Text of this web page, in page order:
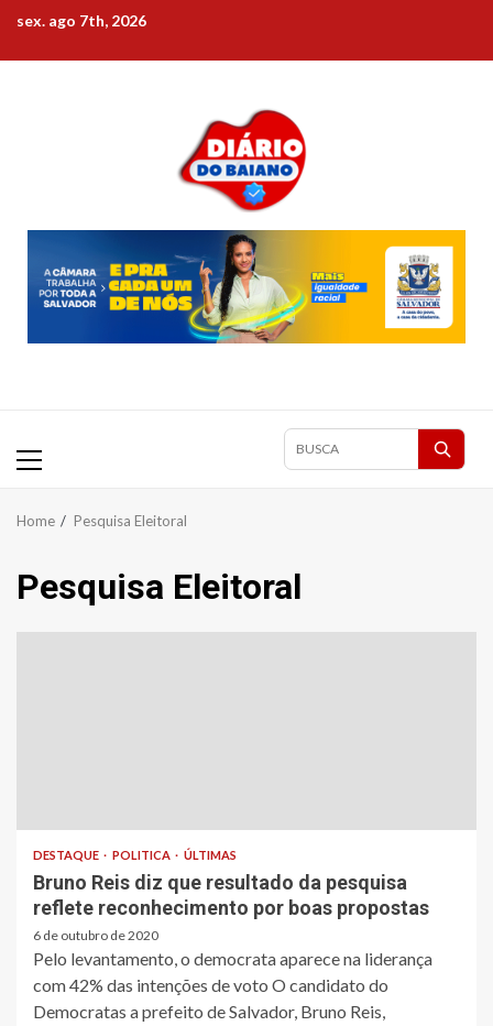
content
sex. ago 7th, 2026
Primary
Pesquisar
Home Pesquisa Eleitoral
Pesquisa Eleitoral
DESTAQUE POLITICA ÚLTIMAS
Bruno Reis diz que resultado da pesquisa
reflete reconhecimento por boas propostas
6 de outubro de 2020
Pelo levantamento, o democrata aparece na liderança
com 42% das intenções de voto O candidato do
Democratas a prefeito de Salvador, Bruno Reis,